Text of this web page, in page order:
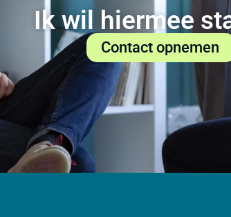
Ik wil hiermee
Contact opnemen